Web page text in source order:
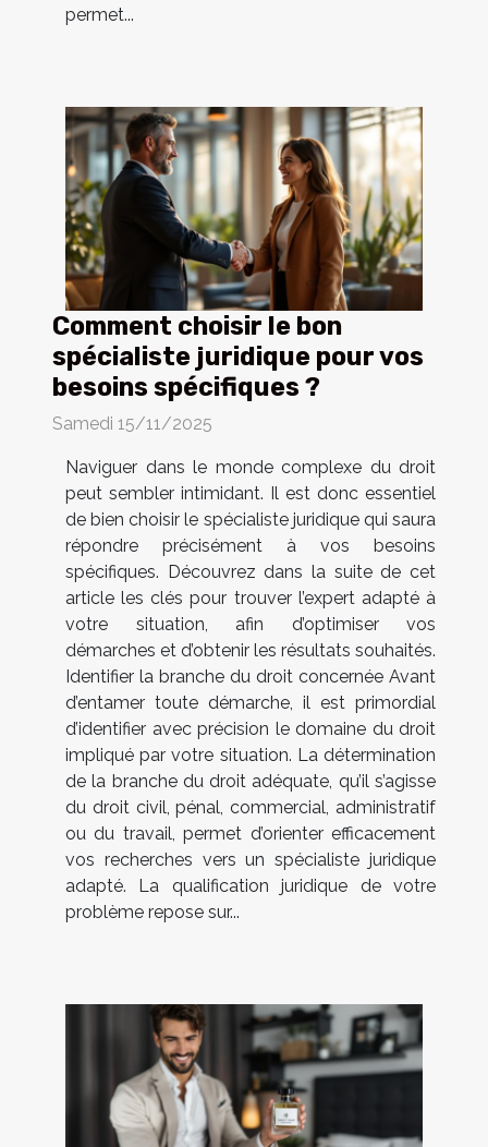
permet...
Comment choisir le bon
spécialiste juridique pour vos
besoins spécifiques ?
Samedi 15/11/2025
Naviguer dans le monde complexe du droit
peut sembler intimidant. Il est donc essentiel
de bien choisir le spécialiste juridique qui saura
répondre précisément à vos besoins
spécifiques. Découvrez dans la suite de cet
article les clés pour trouver l’expert adapté à
votre situation, afin d’optimiser vos
démarches et d’obtenir les résultats souhaités.
Identifier la branche du droit concernée Avant
d’entamer toute démarche, il est primordial
d’identifier avec précision le domaine du droit
impliqué par votre situation. La détermination
de la branche du droit adéquate, qu’il s’agisse
du droit civil, pénal, commercial, administratif
ou du travail, permet d’orienter efficacement
vos recherches vers un spécialiste juridique
adapté. La qualification juridique de votre
problème repose sur...